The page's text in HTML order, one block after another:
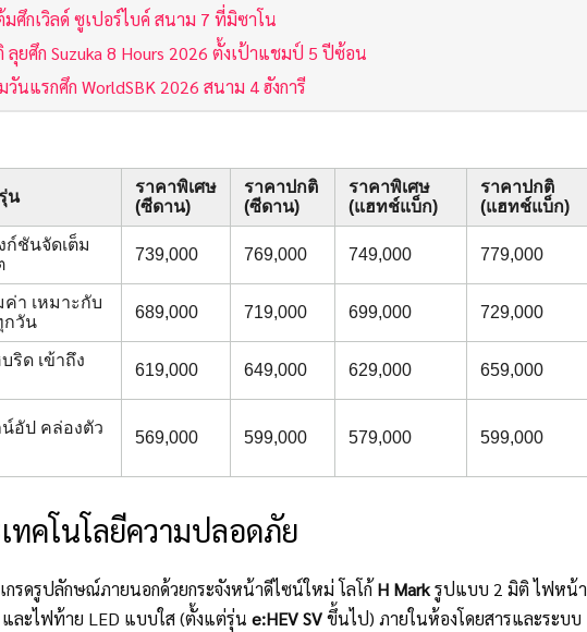
มศึกเวิลด์ ซูเปอร์ไบค์ สนาม 7 ที่มิซาโน
ลุยศึก Suzuka 8 Hours 2026 ตั้งเป้าแชมป์ 5 ปีซ้อน
นแรกศึก WorldSBK 2026 สนาม 4 ฮังการี
น
ราคาพิเศษ
(ซีดาน)
ราคาปกติ
(ซีดาน)
ราคาพิเศษ
(แฮทช์แบ็ก)
ราคาปกติ
(แฮทช์แบ็ก)
ก์ชันจัดเต็ม
739,000 769,000 749,000 779,000
า เหมาะกับ
กวัน
689,000 719,000 699,000 729,000
ริด เข้าถึง
619,000 649,000 629,000 659,000
อัป คล่องตัว
569,000 599,000 579,000 599,000
ทคโนโลยีความปลอดภัย
กรดรูปลักษณ์ภายนอกด้วยกระจังหน้าดีไซน์ใหม่ โลโก้ H Markรูปแบบ 2 มิติ ไฟหน้า
ละไฟท้าย LED แบบใส (ตั้งแต่รุ่น e:HEV SVขึ้นไป) ภายในห้องโดยสารและระบบ